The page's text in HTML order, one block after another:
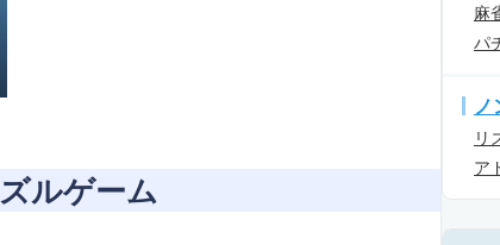
ルゲーム
麻
パ
ノ
リ
ア